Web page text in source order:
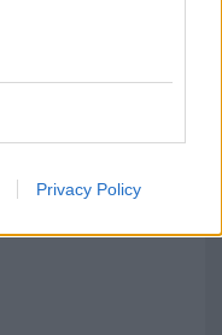
Privacy Policy